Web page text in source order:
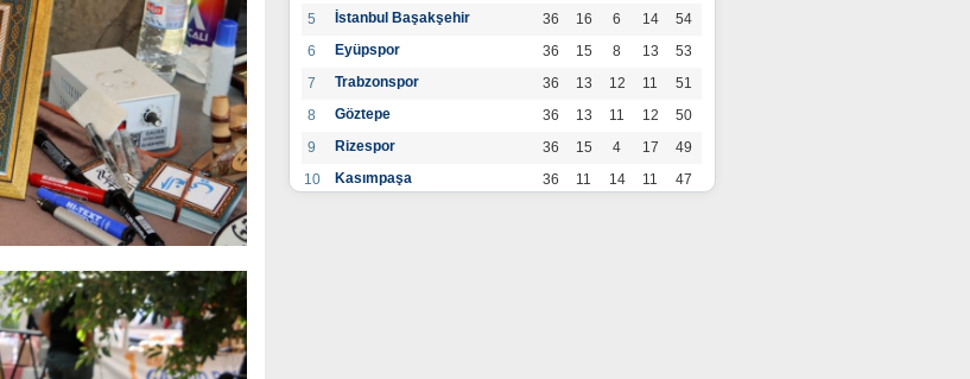
5
İstanbul Başakşehir 36 16 6 14
54
6
Eyüpspor 36 15 8 13
53
7
Trabzonspor 36 13 12 11
51
8
Göztepe 36 13 11 12
50
9
Rizespor 36 15 4 17
49
10
Kasımpaşa 36 11 14 11
47